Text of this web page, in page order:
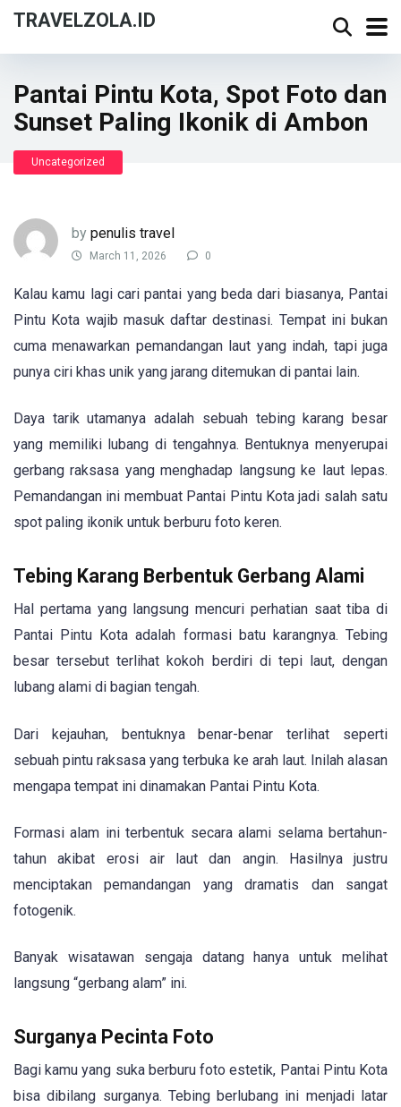
TRAVELZOLA.ID
Pantai Pintu Kota, Spot Foto dan
Sunset Paling Ikonik di Ambon
Uncategorized
by penulis travel
March 11, 2026 0
Kalau kamu lagi cari pantai yang beda dari biasanya, Pantai
Pintu Kota wajib masuk daftar destinasi. Tempat ini bukan
cuma menawarkan pemandangan laut yang indah, tapi juga
punya ciri khas unik yang jarang ditemukan di pantai lain.
Daya tarik utamanya adalah sebuah tebing karang besar
yang memiliki lubang di tengahnya. Bentuknya menyerupai
gerbang raksasa yang menghadap langsung ke laut lepas.
Pemandangan ini membuat Pantai Pintu Kota jadi salah satu
spot paling ikonik untuk berburu foto keren.
Tebing Karang Berbentuk Gerbang Alami
Hal pertama yang langsung mencuri perhatian saat tiba di
Pantai Pintu Kota adalah formasi batu karangnya. Tebing
besar tersebut terlihat kokoh berdiri di tepi laut, dengan
lubang alami di bagian tengah.
Dari kejauhan, bentuknya benar-benar terlihat seperti
sebuah pintu raksasa yang terbuka ke arah laut. Inilah alasan
mengapa tempat ini dinamakan Pantai Pintu Kota.
Formasi alam ini terbentuk secara alami selama bertahun-
tahun akibat erosi air laut dan angin. Hasilnya justru
menciptakan pemandangan yang dramatis dan sangat
fotogenik.
Banyak wisatawan sengaja datang hanya untuk melihat
langsung “gerbang alam” ini.
Surganya Pecinta Foto
Bagi kamu yang suka berburu foto estetik, Pantai Pintu Kota
bisa dibilang surganya. Tebing berlubang ini menjadi latar